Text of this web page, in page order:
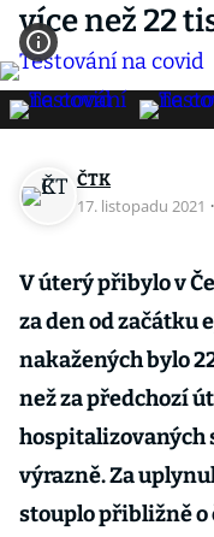
více než 22
ČTK
17. listopadu 2021 ·
V úterý přibylo v
za den od začátku
nakažených bylo
než za předchozí
hospitalizovaných
výrazně. Za
stouplo přibližně